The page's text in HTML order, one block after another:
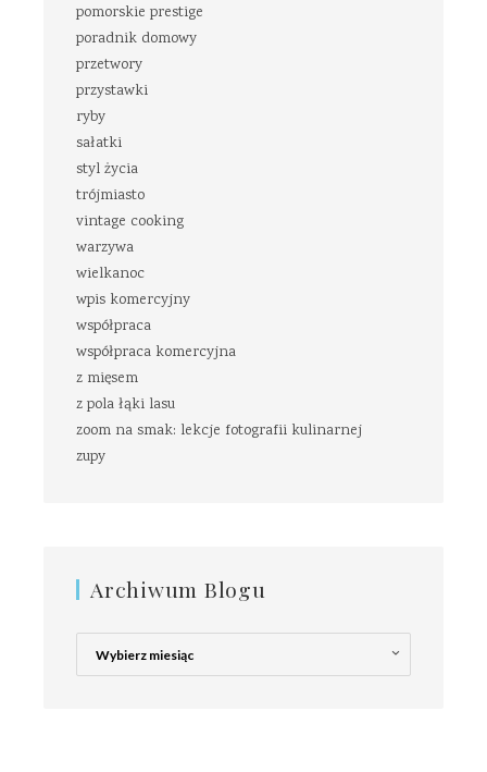
pomorskie prestige
poradnik domowy
przetwory
przystawki
ryby
sałatki
styl życia
trójmiasto
vintage cooking
warzywa
wielkanoc
wpis komercyjny
współpraca
współpraca komercyjna
z mięsem
z pola łąki lasu
zoom na smak: lekcje fotografii kulinarnej
zupy
Archiwum Blogu
Archiwum
Blogu